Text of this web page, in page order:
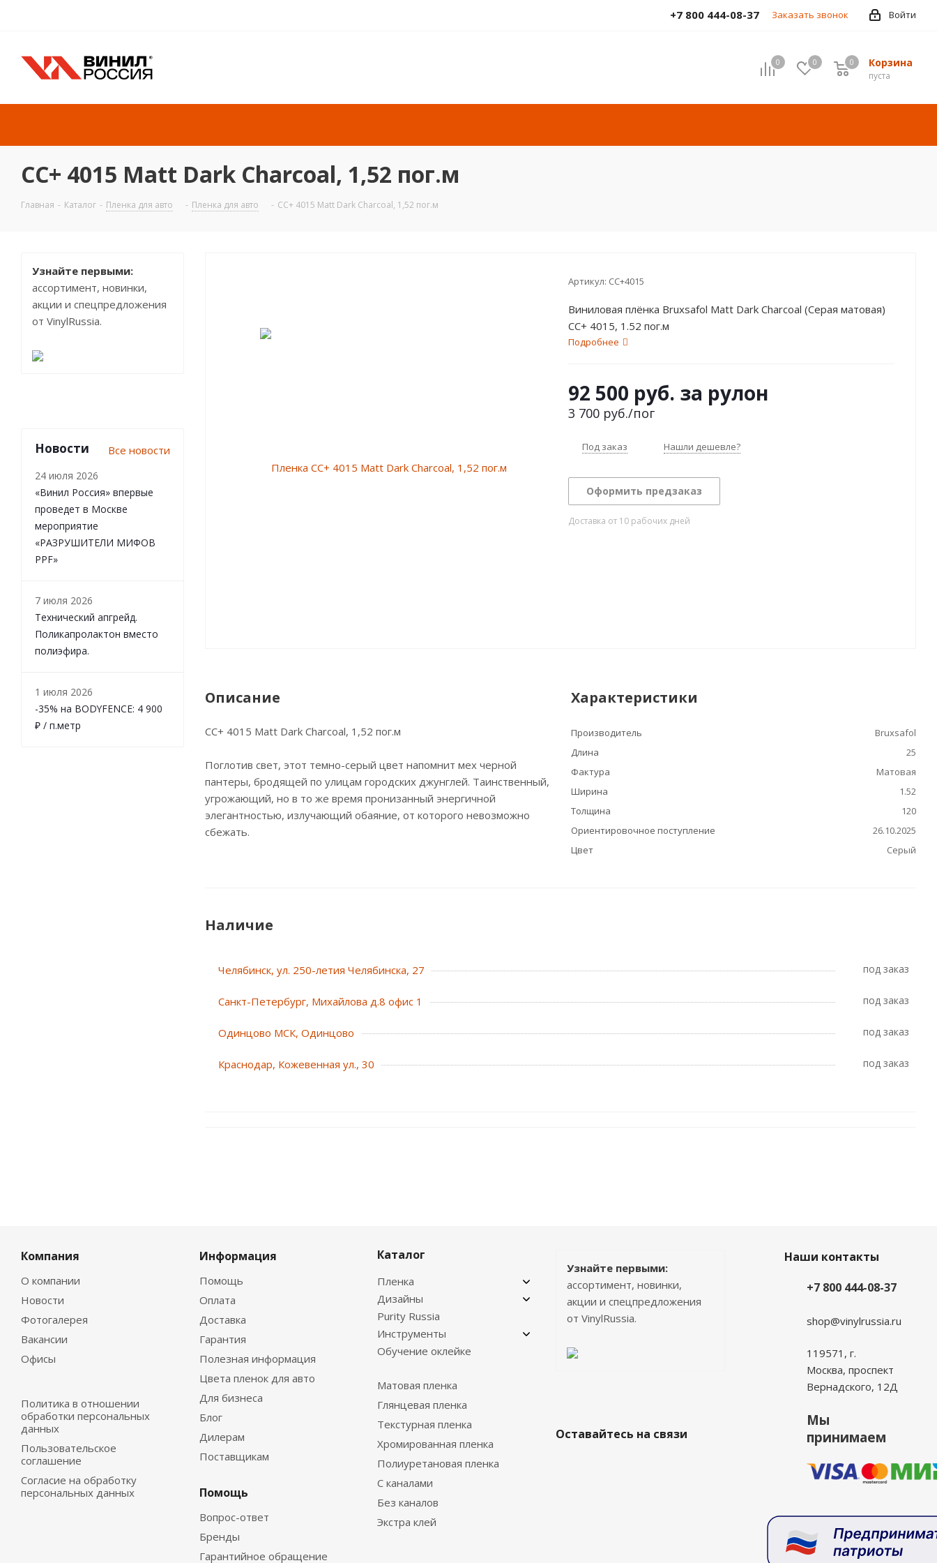
Войти
+7 800 444-08-37 Заказать звонок
0 0 Корзина
пуста
0
CC+ 4015 Matt Dark Charcoal, 1,52 пог.м
Главная - Каталог - Пленка для авто - Пленка для авто - CC+ 4015 Matt Dark Charcoal, 1,52 пог.м
Артикул: CC+4015
Виниловая плёнка Bruxsafol Matt Dark Charcoal (Серая матовая)
CC+ 4015, 1.52 пог.м
Подробнее
92 500 руб. за рулон
3 700 руб./пог
Под заказ Нашли дешевле?
Оформить предзаказ
Доставка от 10 рабочих дней
Описание
CC+ 4015 Matt Dark Charcoal, 1,52 пог.м
Поглотив свет, этот темно-серый цвет напомнит мех черной
пантеры, бродящей по улицам городских джунглей. Таинственный,
угрожающий, но в то же время пронизанный энергичной
элегантностью, излучающий обаяние, от которого невозможно
сбежать.
Характеристики
Производитель
Bruxsafol
Длина
25
Фактура
Матовая
Ширина
1.52
Толщина
120
Ориентировочное поступление
26.10.2025
Цвет
Серый
Наличие
Челябинск, ул. 250-летия Челябинска, 27 Под заказ
Санкт-Петербург, Михайлова д.8 офис 1 Под заказ
Одинцово МСК, Одинцово Под заказ
Краснодар, Кожевенная ул., 30 Под заказ
Узнайте первыми:
ассортимент, новинки,
акции и спецпредложения
от VinylRussia.
Новости Все новости
24 июля 2026
«Винил Россия» впервые
проведет в Москве
мероприятие
«РАЗРУШИТЕЛИ МИФОВ
PPF»
7 июля 2026
Технический апгрейд.
Поликапролактон вместо
полиэфира.
1 июля 2026
-35% на BODYFENCE: 4 900
₽ / п.метр
Компания
О компании
Новости
Фотогалерея
Вакансии
Офисы
Политика в отношении
обработки персональных
данных
Пользовательское
соглашение
Согласие на обработку
персональных данных
Информация
Помощь
Оплата
Доставка
Гарантия
Полезная информация
Цвета пленок для авто
Для бизнеса
Блог
Дилерам
Поставщикам
Помощь
Вопрос-ответ
Бренды
Гарантийное обращение
Каталог
Пленка
Дизайны
Purity Russia
Инструменты
Обучение оклейке
Матовая пленка
Глянцевая пленка
Текстурная пленка
Хромированная пленка
Полиуретановая пленка
С каналами
Без каналов
Экстра клей
Узнайте первыми:
ассортимент, новинки,
акции и спецпредложения
от VinylRussia.
Оставайтесь на связи
Наши контакты
+7 800 444-08-37
shop@vinylrussia.ru
119571,г.
Москва, проспект
Вернадского, 12Д
Мы
принимаем